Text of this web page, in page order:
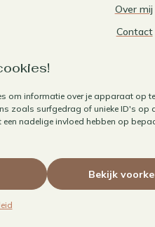
om informatie over je apparaat op
zoals surfgedrag of unieke ID's op
nadelige invloed hebben op
Bekijk
Over mij
Contact
Cookiebeleid
Herroepen aankoop